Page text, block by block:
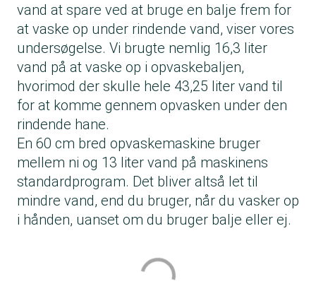
vand at spare ved at bruge en balje frem for
at vaske op under rindende vand, viser vores
undersøgelse. Vi brugte nemlig 16,3 liter
vand på at vaske op i opvaskebaljen,
hvorimod der skulle hele 43,25 liter vand til
for at komme gennem opvasken under den
rindende hane.
En 60 cm bred opvaskemaskine bruger
mellem ni og 13 liter vand på maskinens
standardprogram. Det bliver altså let til
mindre vand, end du bruger, når du vasker op
i hånden, uanset om du bruger balje eller ej.